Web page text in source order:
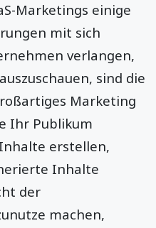
Marketings einige
mit sich
verlangen,
sind die
Marketing
Ihr Publikum
erstellen,
Inhalte
der
machen,